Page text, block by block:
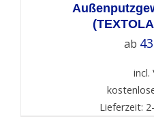
ab
incl.
Lieferzeit: